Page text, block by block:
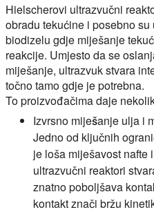
Hielscherovi ultrazvučni
obradu tekućine i posebno
biodizelu gdje miješanje
reakcije. Umjesto da se
miješanje, ultrazvuk stvara
točno tamo gdje je potrebna.
To proizvođačima daje
Izvrsno miješanje ulja i
Jedno od ključnih
je loša miješavost nafte
ultrazvučni reaktori
znatno poboljšava
kontakt znači bržu